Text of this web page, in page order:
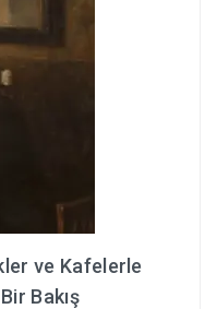
ve Kafelerle
Bakış